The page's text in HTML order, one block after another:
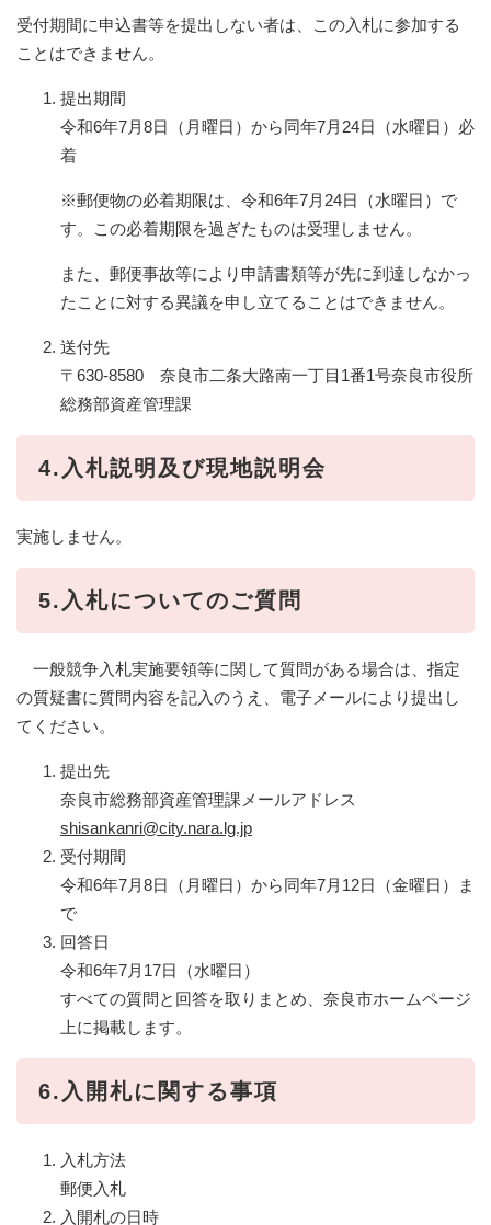
受付期間に申込書等を提出しない者は、この入札に参加する
ことはできません。
提出期間
令和6年7月8日（月曜日）から同年7月24日（水曜日）必
着
※郵便物の必着期限は、令和6年7月24日（水曜日）で
す。この必着期限を過ぎたものは受理しません。
また、郵便事故等により申請書類等が先に到達しなかっ
たことに対する異議を申し立てることはできません。
送付先
〒630-8580 奈良市二条大路南一丁目1番1号奈良市役所
総務部資産管理課
4.入札説明及び現地説明会
実施しません。
5.入札についてのご質問
一般競争入札実施要領等に関して質問がある場合は、指定
の質疑書に質問内容を記入のうえ、電子メールにより提出し
てください。
提出先
奈良市総務部資産管理課メールアドレス
shisankanri@city.nara.lg.jp
受付期間
令和6年7月8日（月曜日）から同年7月12日（金曜日）ま
で
回答日
令和6年7月17日（水曜日）
すべての質問と回答を取りまとめ、奈良市ホームページ
上に掲載します。
6.入開札に関する事項
入札方法
郵便入札
入開札の日時